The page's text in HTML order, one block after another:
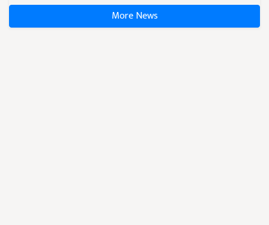
More News